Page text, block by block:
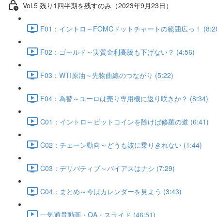
Vol.5 残り1四半期を残すのみ（2023年9月23日）
F01：イントロ～FOMCドットチャートの範囲広っ！
F02：ゴールド～実質金利高騰も下げない？ (4:56)
F03：WTI原油～先物曲線のつながり (5:22)
F04：為替～ユーロは売り専用機に返り咲きか？ (8:34)
C01：イントロ～ビットコインを除けば修羅の道 (6:41)
C02：チェーン動向～どうも波に乗りきれない (1:44)
C03：デリバティブ～バイアスはナシ (7:29)
C04：まとめ～今はカレンダーを見よう (3:43)
一気通貫動画・QA・スライド (46:51)